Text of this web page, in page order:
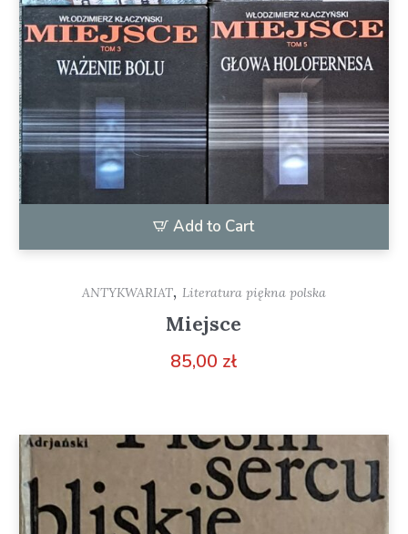
Add to Cart
ANTYKWARIAT, Literatura piękna polska
Miejsce
85,00 zł